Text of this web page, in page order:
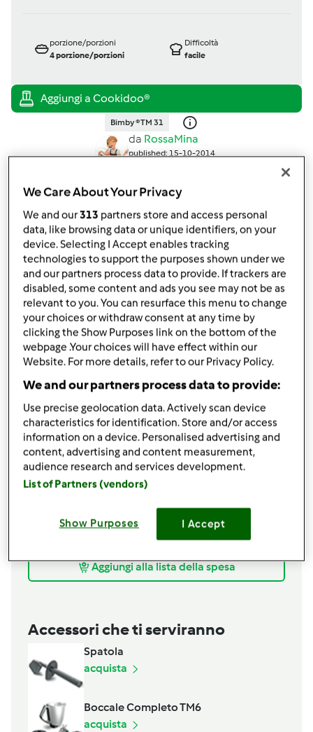
porzione/porzioni
4porzione/porzioni
Difficoltà
facile
Bimby ® TM 31
da RossaMina
published: 15-10-2014
Aggiungi alle mie raccolte
condividi la ricetta
Crea variante
Ingredienti
Ingredienti per la minestra
2carote
mezzacipolla
15grammiolio
1cucchiaidado Bimby
50grammispeck
1000grammiacqua
80 grammiorzo perlato,
Grana Padano
Aggiungi alla lista della spesa
Accessori che ti serviranno
Spatola
acquista
Boccale Completo TM6
acquista
We Care About Your Privacy
We and our313 partners store and access personal
data, like browsing data or unique identifiers, on your
device. Selecting I Accept enables tracking
technologies to support the purposes shown under we
and our partners process data to provide. If trackers are
disabled, some content and ads you see may not be as
relevant to you. You can resurface this menu to change
your choices or withdraw consent at any time by
clicking the Show Purposes link on the bottom of the
webpage .Your choices will have effect within our
Website. For more details, refer to our Privacy Policy.
We and our partners process data to provide:
Use precise geolocation data. Actively scan device
characteristics for identification. Store and/or access
information on a device. Personalised advertising and
content, advertising and content measurement,
audience research and services development.
List of Partners (vendors)
Show Purposes I Accept